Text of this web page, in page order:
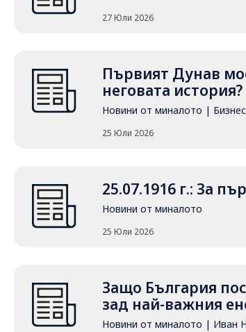
27 Юли 2026
Първият Дунав
неговата история?
Новини от миналото |
25 Юли 2026
25.07.1916 г.: За
Новини от миналото
25 Юли 2026
Защо България
зад най-важния
Новини от миналото | Иван